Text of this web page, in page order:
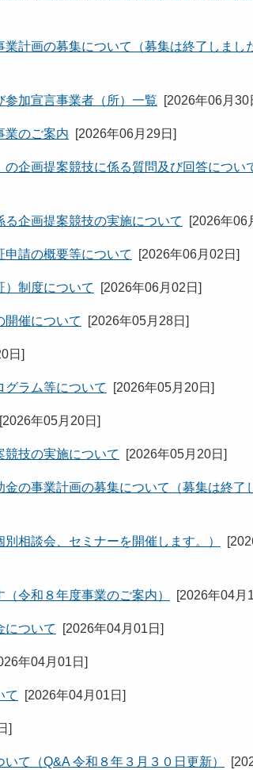
計画の募集について（募集は終了しまし
加宣言事業者（所）一覧 [2026年06月30
業のご案内 [2026年06月29日 ]
企画提案競技に係る質問及び回答につい
企画提案競技の実施について [2026年06
申請の概要等について [2026年06月02日 ]
制度について [2026年06月02日 ]
開催について [2026年05月28日 ]
日 ]
グラム等について [2026年05月20日 ]
[2026年05月20日 ]
技の実施について [2026年05月20日 ]
の事業計画の募集について（募集は終了
相談会、セミナーを開催します。） [
令和８年度事業のご案内） [2026年04月
について [2026年04月01日 ]
年04月01日 ]
て [2026年04月01日 ]
]
て（Q&A 令和８年３月３０日更新） [